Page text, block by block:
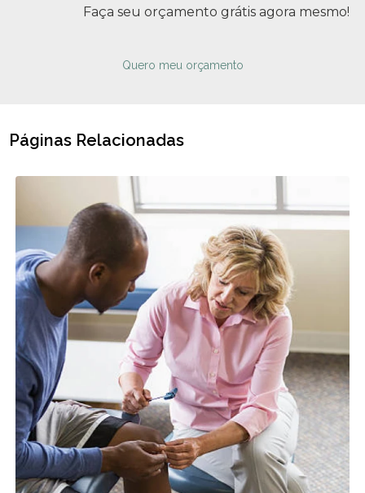
Faça seu orçamento grátis agora mesmo!
Quero meu orçamento
Páginas Relacionadas